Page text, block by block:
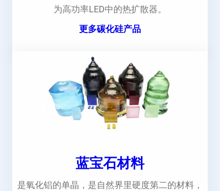
为高功率LED中的热扩散器。
更多碳化硅产品
蓝宝石材料
是氧化铝的单晶，是自然界里硬度第二的材料，